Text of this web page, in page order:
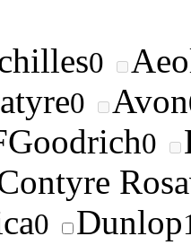
0
0 Avon
0
0 Dunlop